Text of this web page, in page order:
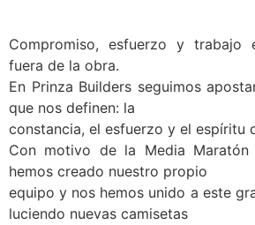
Compromiso, esfuerzo y trabajo
fuera de la obra.
En Prinza Builders seguimos
que nos definen: la
constancia, el esfuerzo y el espíritu
Con motivo de la Media Maratón
hemos creado nuestro propio
equipo y nos hemos unido a este
luciendo nuevas camisetas